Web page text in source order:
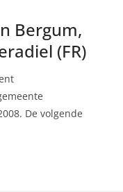
Bergum,
(FR)
De volgende